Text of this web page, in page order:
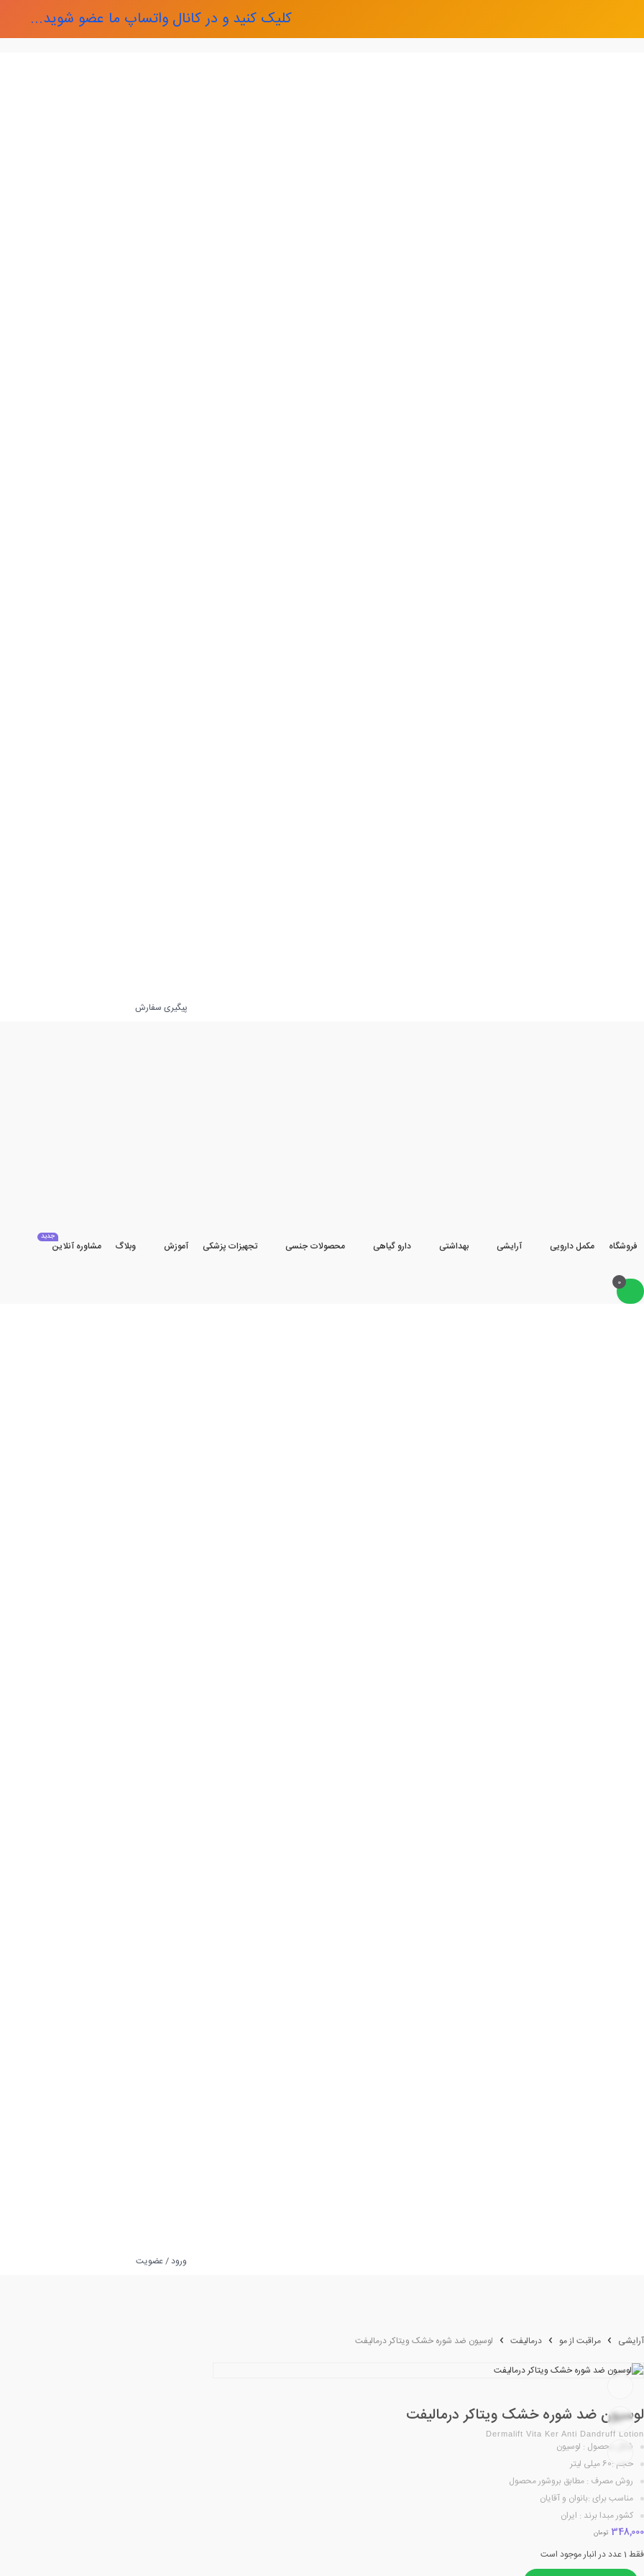
کلیک کنید و در کانال واتساپ ما عضو شوید...
پیگیری سفارش
فروشگاه مکمل دارویی آرایشی بهداشتی دارو گیاهی محصولات جنسی تجهیزات پزشکی آموزش وبلاگ مشاوره آنلاین
جدید
0
ورود / عضویت
آرایشی مراقبت از مو درمالیفت لوسیون ضد شوره خشک ویتاکر درمالیفت
لوسیون ضد شوره خشک ویتاکر درمالیفت
Dermalift Vita Ker Anti Dandruff Lotion
شکل محصول : لوسیون
حجم :60 میلی لیتر
روش مصرف : مطابق بروشور محصول
مناسب برای :بانوان و آقایان
کشور مبدا برند : ایران
348,000 تومان
فقط 1 عدد در انبار موجود است